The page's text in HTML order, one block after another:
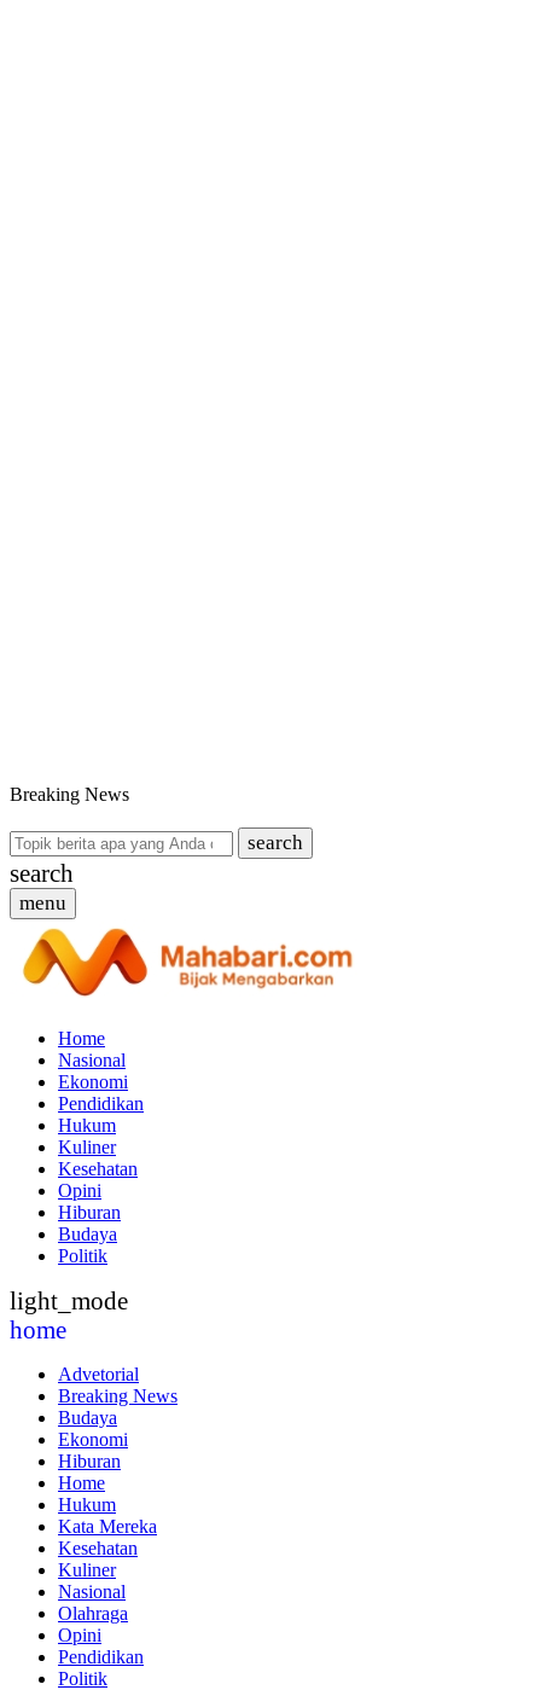
Breaking News
search
search
menu
Home
Nasional
Ekonomi
Pendidikan
Hukum
Kuliner
Kesehatan
Opini
Hiburan
Budaya
Politik
light_mode
home
Advetorial
Breaking News
Budaya
Ekonomi
Hiburan
Home
Hukum
Kata Mereka
Kesehatan
Kuliner
Nasional
Olahraga
Opini
Pendidikan
Politik